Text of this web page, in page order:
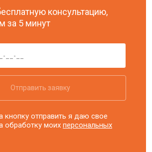
консультацию,
за 5 минут
Отправить заявку
кнопку отправить я даю свое
обработку моихперсональных